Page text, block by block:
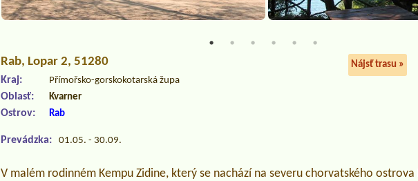
Rab, Lopar 2, 51280 Nájsť trasu »
Kraj: Přímořsko-gorskokotarská župa
Oblasť: Kvarner
Ostrov: Rab
Prevádzka: 01.05. - 30.09.
V malém rodinném Kempu Zidine, který se nachází na severu chorvatského ostrova